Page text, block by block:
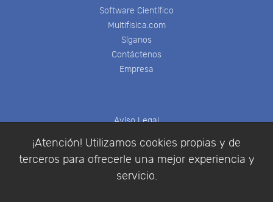
¡Atención! Utilizamos cookies propias y de
terceros para ofrecerle una mejor experiencia y
servicio.
Software Científico
Multifisica.com
Síganos
Contáctenos
Empresa
Aviso Legal
Política de Privacidad
Condiciones de compra
Identificarse